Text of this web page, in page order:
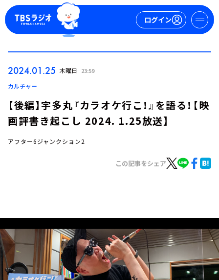
ログイン
イベント・グッズ
YouTube
会社情報
2024.01.25 木曜日 23:59
カルチャー
【後編】宇多丸『カラオケ行こ！』を語る！【映
画評書き起こし 2024. 1.25放送】
アフター6ジャンクション2
この記事をシェア